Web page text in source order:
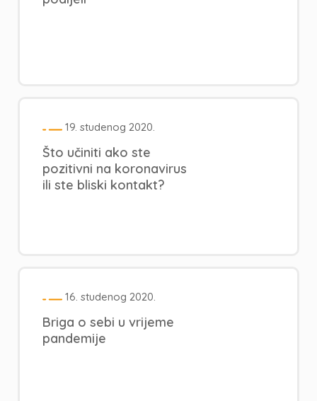
19. studenog 2020.
Što učiniti ako ste
pozitivni na koronavirus
ili ste bliski kontakt?
16. studenog 2020.
Briga o sebi u vrijeme
pandemije